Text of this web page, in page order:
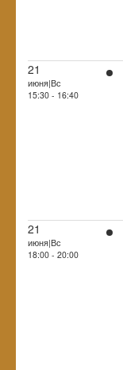
21
июня|Вс
15:30 - 16:40
21
июня|Вс
18:00 - 20:00